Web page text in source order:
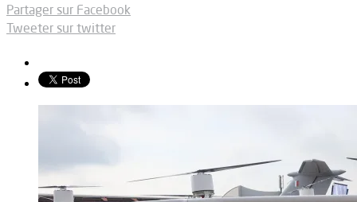
Partager sur Facebook
Tweeter sur twitter